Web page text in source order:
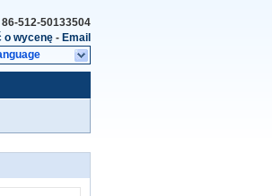
86-512-50133504
o wycenę - Email